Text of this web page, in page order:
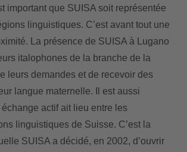
important que SUISA soit représentée
linguistiques. C’est avant tout une
La présence de SUISA à Lugano
italophones de la branche de la
leurs demandes et de recevoir des
langue maternelle. Il est aussi
échange actif ait lieu entre les
linguistiques de Suisse. C’est la
SUISA a décidé, en 2002, d’ouvrir